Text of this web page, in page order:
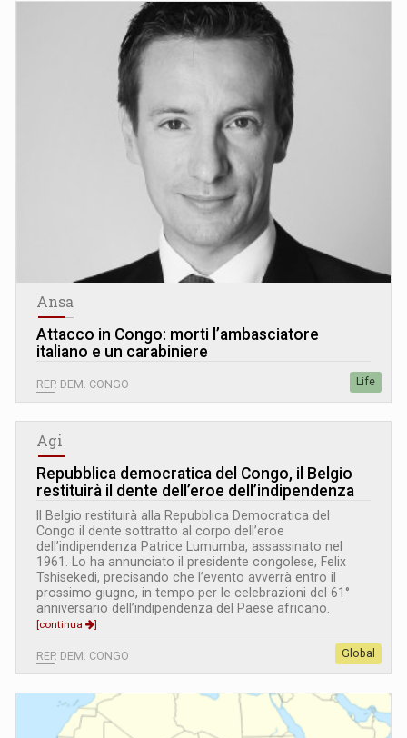
Ansa
Attacco in Congo: morti l’ambasciatore
italiano e un carabiniere
REP. DEM. CONGO Life
Agi
Repubblica democratica del Congo, il Belgio
restituirà il dente dell’eroe dell’indipendenza
Il Belgio restituirà alla Repubblica Democratica del
Congo il dente sottratto al corpo dell’eroe
dell’indipendenza Patrice Lumumba, assassinato nel
1961. Lo ha annunciato il presidente congolese, Felix
Tshisekedi, precisando che l’evento avverrà entro il
prossimo giugno, in tempo per le celebrazioni del 61°
anniversario dell’indipendenza del Paese africano.
[continua ]
REP. DEM. CONGO Global